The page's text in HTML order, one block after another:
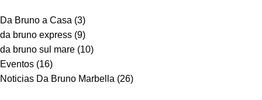
Da Bruno a Casa (3)
da bruno express (9)
da bruno sul mare (10)
Eventos (16)
Noticias Da Bruno Marbella (26)